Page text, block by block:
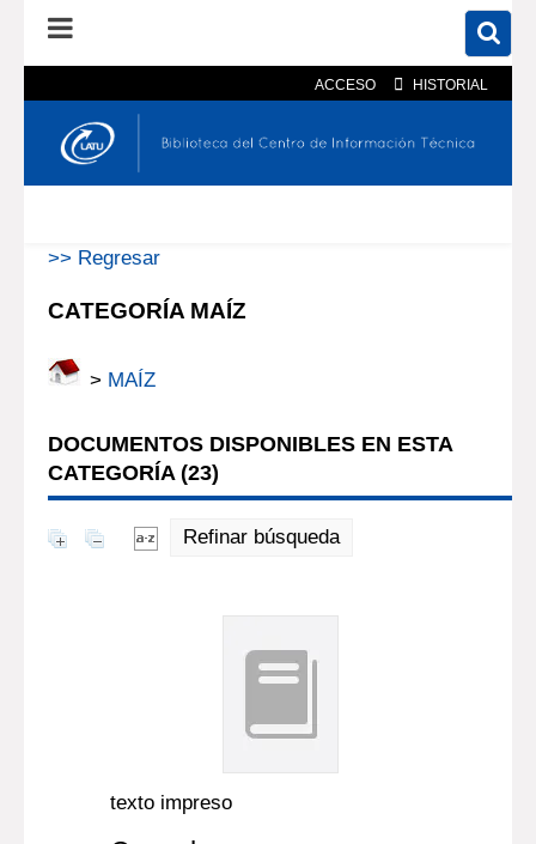
ACCESO HISTORIAL
En el catálogo En el sitio
>> Regresar
CATEGORÍA MAÍZ
> MAÍZ
DOCUMENTOS DISPONIBLES EN ESTA
CATEGORÍA (23)
Refinar búsqueda
texto impreso